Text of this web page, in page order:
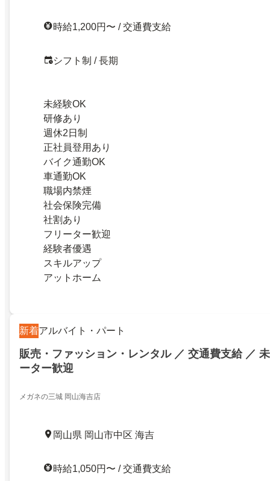
時給1,200円〜 / 交通費支給
シフト制 / 長期
未経験OK
研修あり
週休2日制
正社員登用あり
バイク通勤OK
車通勤OK
職場内禁煙
社会保険完備
社割あり
フリーター歓迎
経験者優遇
スキルアップ
アットホーム
新着アルバイト・パート
販売・ファッション・レンタル ／ 交通費支給 ／
ーター歓迎
メガネの三城 岡山海吉店
岡山県 岡山市中区 海吉
時給1,050円〜 / 交通費支給